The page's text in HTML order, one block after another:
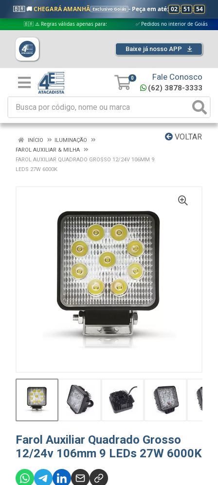
🇧🇷 🚚CHEGARÁ AMANHÃ Exclusivo Goiás - Peça em até: 02 : 51 : 53
🇧🇷 ⚠️ Regras válidas apenas para: ✅ Pedidos no interior de Goiás
Baixe já nosso APP
0 Fale Conosco
(62) 3878-3333
VOLTAR
INÍCIO
ILUMINAÇÃO
FAROL AUXILIAR & MILHA
FAROL AUXILIAR QUADRADO GROSSO 12/24V 106MM 9
LEDS 27W 6000K
Farol Auxiliar Quadrado Grosso
12/24v 106mm 9 LEDs 27W 6000K